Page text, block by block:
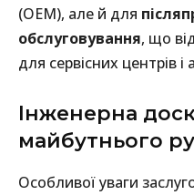
(OEM), але й для
обслуговування, що
для сервісних центрів і
Інженерна
майбутнього
Особливої уваги